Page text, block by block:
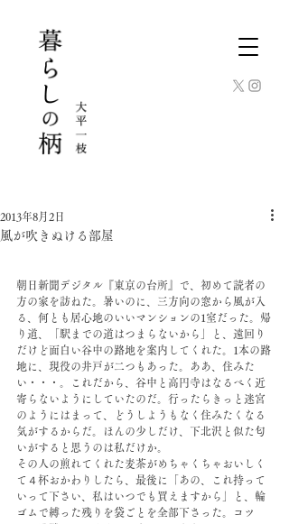
風が吹きぬける部屋
2013年8月2日
朝日新聞デジタル『東京の台所』で、初めて読者の
方の家を訪ねた。暑いのに、三方向の窓から風が入
る、何とも居心地のいいマンションの1室だった。帰
り道、「駅までの道はつまらないから」と、遠回り
だけど面白い谷中の路地を案内してくれた。1本の路
地に、現役の井戸が二つもあった。ああ、住みた
い・・・。これだから、谷中と高円寺はなるべく近
寄らないようにしていたのだ。行ったらきっと迷宮
のようにはまって、どうしようもなく住みたくなる
気がするからだ。ほんの少しだけ、下北沢と似た匂
いがすると思うのは私だけか。
その人の煎れてくれた麦茶がめちゃくちゃおいしく
て４杯おかわりしたら、最後に「あの、これ持って
いって下さい、私はいつでも買えますから」と、輪
ゴムで縛った残りを袋ごとを全部下さった。コツ